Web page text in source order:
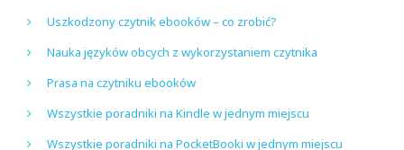
Uszkodzony czytnik ebooków – co zrobić?
Nauka języków obcych z wykorzystaniem czytnika
Prasa na czytniku ebooków
Wszystkie poradniki na Kindle w jednym miejscu
Wszystkie poradniki na PocketBooki w jednym miejscu